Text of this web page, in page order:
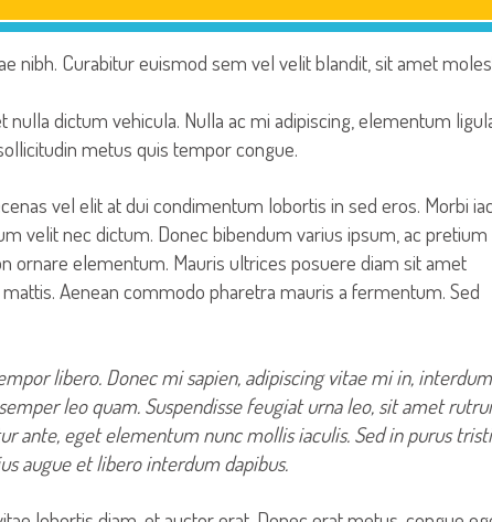
nibh. Curabitur euismod sem vel velit blandit, sit amet
dictum vehicula. Nulla ac mi adipiscing, elementum
metus quis tempor congue.
vel elit at dui condimentum lobortis in sed eros. Morbi
velit nec dictum. Donec bibendum varius ipsum, ac pretium
ornare elementum. Mauris ultrices posuere diam sit amet
Aenean commodo pharetra mauris a fermentum. Sed
libero. Donec mi sapien, adipiscing vitae mi in, interdum
leo quam. Suspendisse feugiat urna leo, sit amet
ante, eget elementum nunc mollis iaculis. Sed in purus
augue et libero interdum dapibus.